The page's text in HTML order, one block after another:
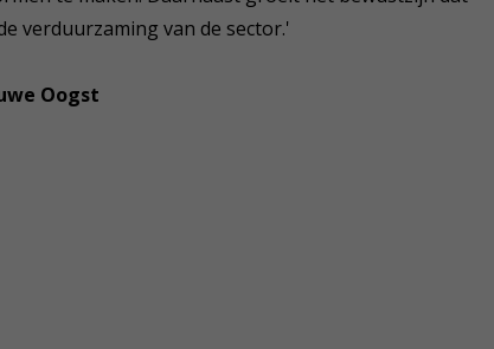
verduurzaming van de sector.'
Oogst